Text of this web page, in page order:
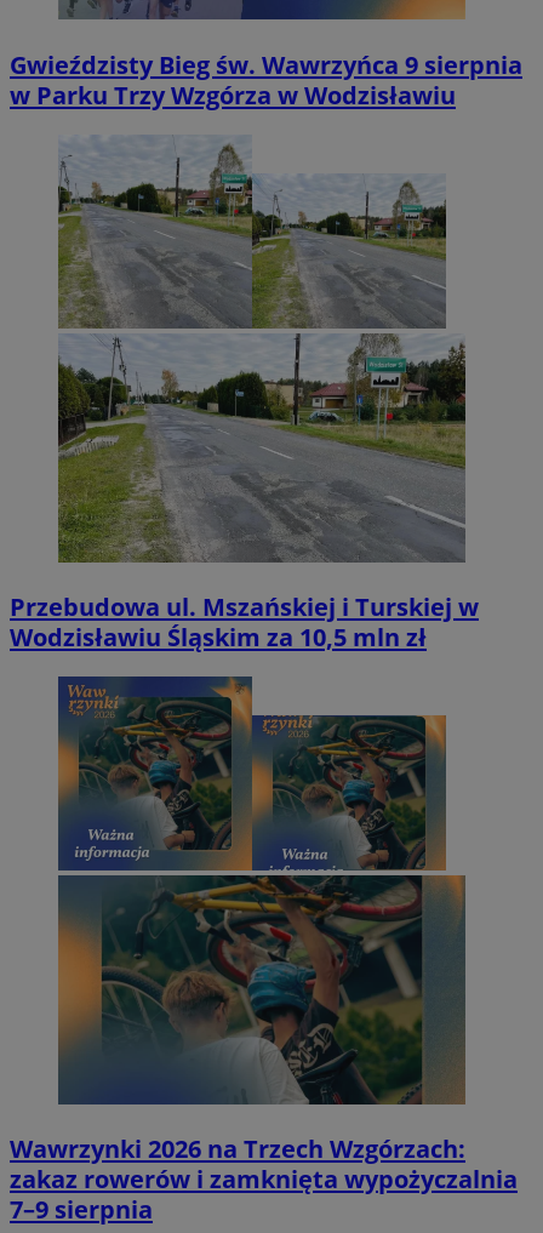
Gwieździsty Bieg św. Wawrzyńca 9 sierpnia
w Parku Trzy Wzgórza w Wodzisławiu
Przebudowa ul. Mszańskiej i Turskiej w
Wodzisławiu Śląskim za 10,5 mln zł
Wawrzynki 2026 na Trzech Wzgórzach:
zakaz rowerów i zamknięta wypożyczalnia
7–9 sierpnia